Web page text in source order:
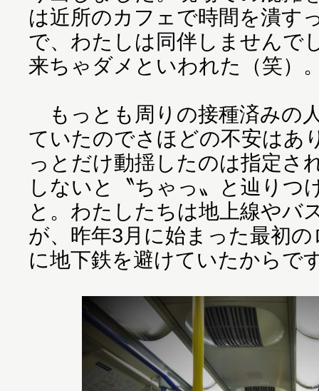
は近所のカフェで時間を潰す
で、わたしは同伴しませんで
来ちゃダメといわれた（笑）
もっとも周りの接種済みの
ていたのでさほどの不安はあ
っとだけ動揺したのは指定さ
しないと〝ちゃっ〟と辿りつ
と。わたしたちは地上線やバ
が、昨年3月に始まった最初
に地下鉄を避けていたからで